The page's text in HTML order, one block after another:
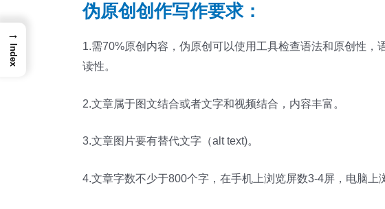
伪原创创作写作要求：
1.需70%原创内容，伪原创可以使用工具检查语法和原创性
读性。
2.文章属于图文结合或者文字和视频结合，内容丰富。
3.文章图片要有替代文字（alt text)。
4.文章字数不少于800个字，在手机上浏览屏数3-4屏，电脑上
→
Index